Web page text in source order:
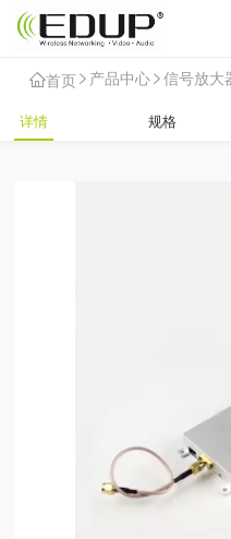
首页 产品中心 信号放大
详情 规格